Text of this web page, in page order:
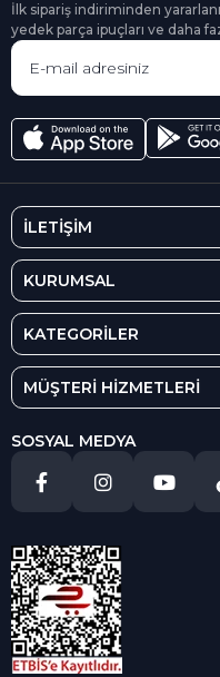
İlk sipariş indiriminden
yedek parça ipuçları ve daha
İLETİŞİM
KURUMSAL
KATEGORİLER
MÜŞTERİ HİZMETLERİ
SOSYAL MEDYA